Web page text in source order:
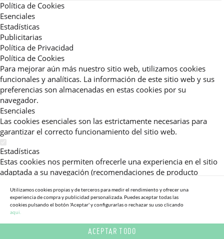
Política de Cookies
Esenciales
Estadísticas
Publicitarias
Política de Privacidad
Política de Cookies
Para mejorar aún más nuestro sitio web, utilizamos cookies
funcionales y analíticas. La información de este sitio web y sus
preferencias son almacenadas en estas cookies por su
navegador.
Esenciales
Las cookies esenciales son las estrictamente necesarias para
garantizar el correcto funcionamiento del sitio web.
Estadísticas
Estas cookies nos permiten ofrecerle una experiencia en el sitio
adaptada a su navegación (recomendaciones de producto
consultadas, etc).Al activar esta cookie, nos ayuda a mejorar aún
más su experiencia.
Publicitarias
Estas cookies permiten a nuestros socios publicitarios enviarle
Utilizamos cookies propias y de terceros para medir el rendimiento y ofrecer una
experiencia de compra y publicidad personalizada. Puedes aceptar todas las
cookies pulsando el botón 'Aceptar' y configurarlas o rechazar su uso clicando
aqui.
ACEPTAR TODO